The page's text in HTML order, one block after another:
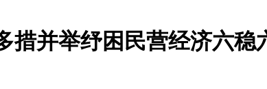
措并举纾困民营经济六